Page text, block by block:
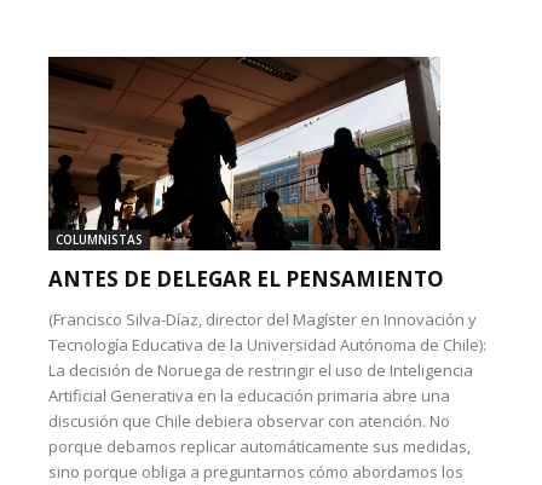
COLUMNISTAS
ANTES DE DELEGAR EL PENSAMIENTO
(Francisco Silva-Díaz, director del Magíster en Innovación y
Tecnología Educativa de la Universidad Autónoma de Chile):
La decisión de Noruega de restringir el uso de Inteligencia
Artificial Generativa en la educación primaria abre una
discusión que Chile debiera observar con atención. No
porque debamos replicar automáticamente sus medidas,
sino porque obliga a preguntarnos cómo abordamos los